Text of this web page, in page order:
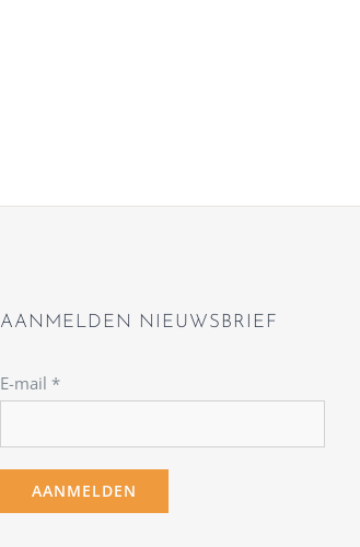
AANMELDEN NIEUWSBRIEF
E-mail *